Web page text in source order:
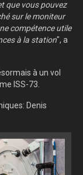
que vous pouvez
sur le moniteur
compétence utile
à la station", a
à un vol
ISS-73.
Denis